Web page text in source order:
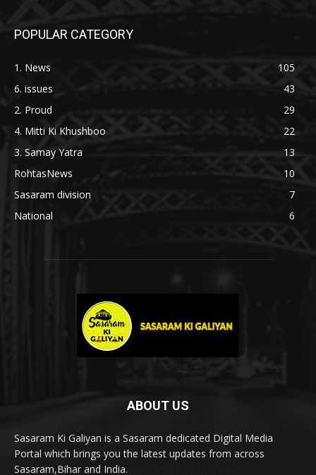
POPULAR CATEGORY
1. News
105
6. issues
43
2. Proud
29
4. Mitti Ki Khushboo
22
3. Samay Yatra
13
RohtasNews
10
Sasaram division
7
National
6
ABOUT US
Sasaram Ki Galiyan is a Sasaram dedicated Digital Media
Portal which brings you the latest updates from across
Sasaram,Bihar and India.